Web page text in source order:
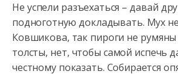
Не успели разъехаться – давай
подноготную докладывать. Мух
Ковшикова, так пироги не
толсты, нет, чтобы самой испечь
честному показать. Собирается